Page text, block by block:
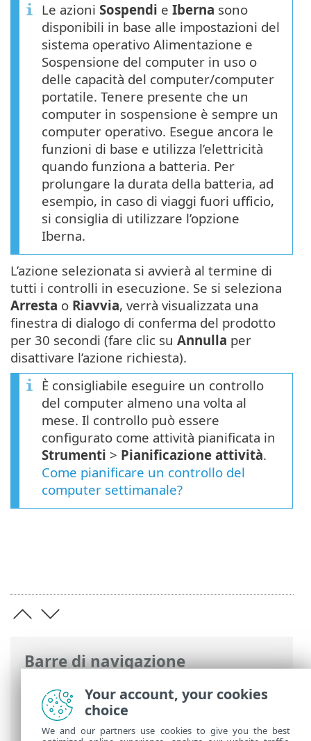
Barre di navigazione
Guida online ESET>ESET Endpoint
Antivirus
>Utilizzo di ESET Endpoint
Antivirus
> Controllo del computer
Le azioni Sospendi e Iberna sono
disponibili in base alle impostazioni del
sistema operativo Alimentazione e
Sospensione del computer in uso o
delle capacità del computer/computer
portatile. Tenere presente che un
computer in sospensione è sempre un
computer operativo. Esegue ancora le
funzioni di base e utilizza l’elettricità
quando funziona a batteria. Per
prolungare la durata della batteria, ad
esempio, in caso di viaggi fuori ufficio,
si consiglia di utilizzare l’opzione
Iberna.
L’azione selezionata si avvierà al termine di
tutti i controlli in esecuzione. Se si seleziona
Arresta o Riavvia, verrà visualizzata una
finestra di dialogo di conferma del prodotto
per 30 secondi (fare clic su Annulla per
disattivare l’azione richiesta).
È consigliabile eseguire un controllo
del computer almeno una volta al
mese. Il controllo può essere
configurato come attività pianificata in
Strumenti > Pianificazione attività.
Come pianificare un controllo del
computer settimanale?
Your account, your cookies
choice
We and our partners use cookies to give you the best